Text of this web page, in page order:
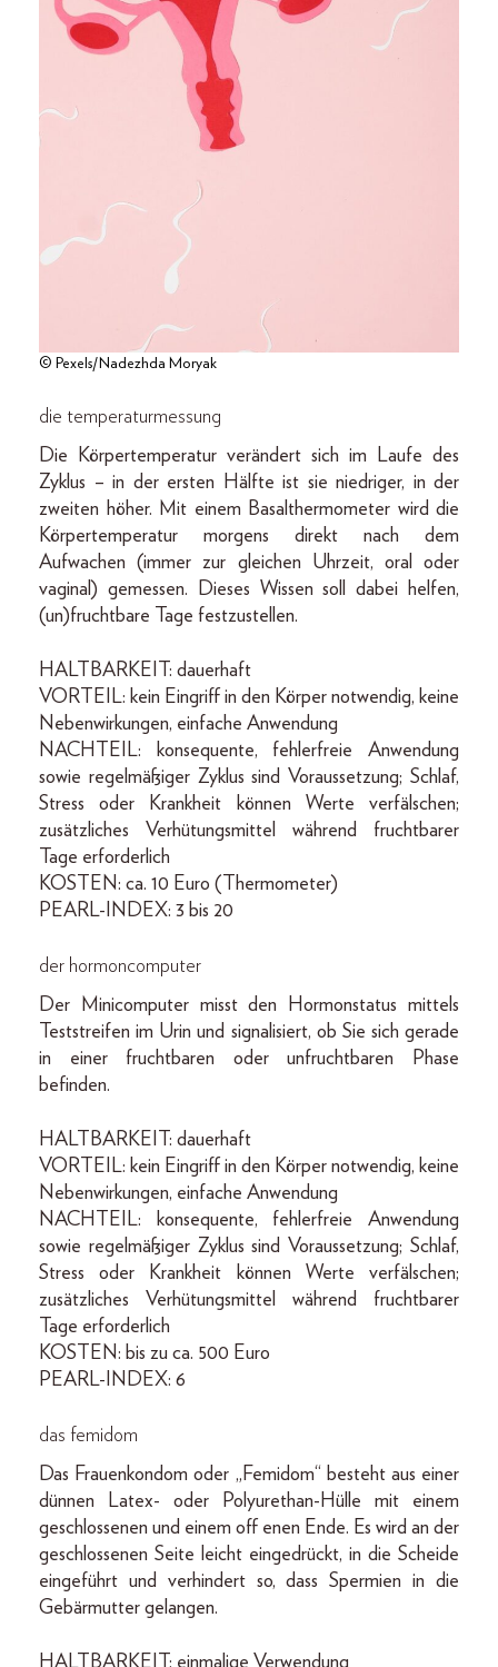
© Pexels/Nadezhda Moryak
die temperaturmessung
Die Körpertemperatur verändert sich im Laufe des
Zyklus – in der ersten Hälfte ist sie niedriger, in der
zweiten höher. Mit einem Basalthermometer wird die
Körpertemperatur morgens direkt nach dem
Aufwachen (immer zur gleichen Uhrzeit, oral oder
vaginal) gemessen. Dieses Wissen soll dabei helfen,
(un)fruchtbare Tage festzustellen.
HALTBARKEIT: dauerhaft
VORTEIL: kein Eingriff in den Körper notwendig, keine
Nebenwirkungen, einfache Anwendung
NACHTEIL: konsequente, fehlerfreie Anwendung
sowie regelmäßiger Zyklus sind Voraussetzung; Schlaf,
Stress oder Krankheit können Werte verfälschen;
zusätzliches Verhütungsmittel während fruchtbarer
Tage erforderlich
KOSTEN: ca. 10 Euro (Thermometer)
PEARL-INDEX: 3 bis 20
der hormoncomputer
Der Minicomputer misst den Hormonstatus mittels
Teststreifen im Urin und signalisiert, ob Sie sich gerade
in einer fruchtbaren oder unfruchtbaren Phase
befinden.
HALTBARKEIT: dauerhaft
VORTEIL: kein Eingriff in den Körper notwendig, keine
Nebenwirkungen, einfache Anwendung
NACHTEIL: konsequente, fehlerfreie Anwendung
sowie regelmäßiger Zyklus sind Voraussetzung; Schlaf,
Stress oder Krankheit können Werte verfälschen;
zusätzliches Verhütungsmittel während fruchtbarer
Tage erforderlich
KOSTEN: bis zu ca. 500 Euro
PEARL-INDEX: 6
das femidom
Das Frauenkondom oder „Femidom“ besteht aus einer
dünnen Latex- oder Polyurethan-Hülle mit einem
geschlossenen und einem off enen Ende. Es wird an der
geschlossenen Seite leicht eingedrückt, in die Scheide
eingeführt und verhindert so, dass Spermien in die
Gebärmutter gelangen.
HALTBARKEIT: einmalige Verwendung